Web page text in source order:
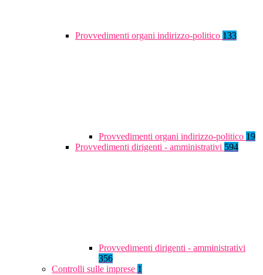
Provvedimenti organi indirizzo-politico 133
Provvedimenti organi indirizzo-politico 19
Provvedimenti dirigenti - amministrativi 594
Provvedimenti dirigenti - amministrativi
356
Controlli sulle imprese 1